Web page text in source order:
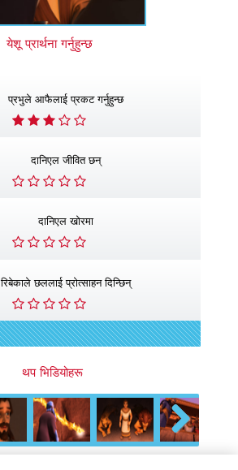
येशू प्रार्थना गर्नुहुन्छ
प्रभुले आफैलाई प्रकट गर्नुहुन्छ
दानिएल जीवित छन्
दानिएल खाेरमा
रिबेकाले छललाई प्रोत्साहन दिन्छिन्
थप भिडियोहरू
Next